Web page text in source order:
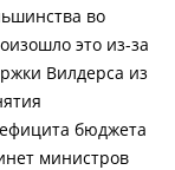
во
это из-за
Вилдерса из
бюджета
министров